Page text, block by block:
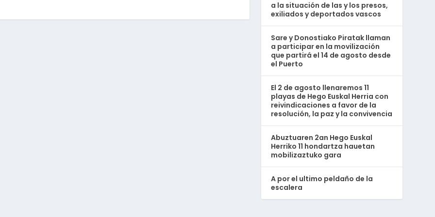
a la situación de las y los presos,
exiliados y deportados vascos
Sare y Donostiako Piratak llaman
a participar en la movilización
que partirá el 14 de agosto desde
el Puerto
El 2 de agosto llenaremos 11
playas de Hego Euskal Herria con
reivindicaciones a favor de la
resolución, la paz y la convivencia
Abuztuaren 2an Hego Euskal
Herriko 11 hondartza hauetan
mobilizaztuko gara
A por el ultimo peldaño de la
escalera